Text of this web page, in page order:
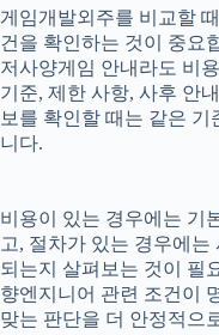
게임개발외주를 비교할
건을 확인하는 것이 중요
저사양게임 안내라도 비
기준, 제한 사항, 사후 안
보를 확인할 때는 같은
니다.
비용이 있는 경우에는 기
고, 절차가 있는 경우에
되는지 살펴보는 것이 필
향엔지니어 관련 조건이
맞는 판단을 더 안정적으